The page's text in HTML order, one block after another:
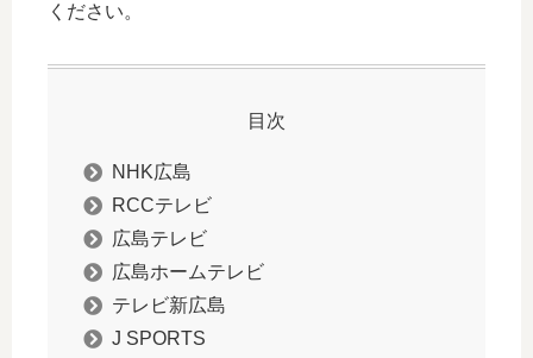
ください。
目次
NHK広島
RCCテレビ
広島テレビ
広島ホームテレビ
テレビ新広島
J SPORTS